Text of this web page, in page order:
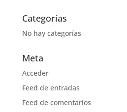
Categorías
No hay categorías
Meta
Acceder
Feed de entradas
Feed de comentarios